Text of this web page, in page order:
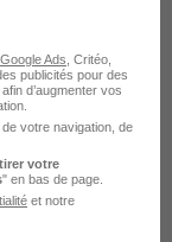
il y a 5 jours
H/F
Google Ads , Critéo,
publicités pour des
d’augmenter vos
votre navigation, de
votre
" en bas de page.
et notre